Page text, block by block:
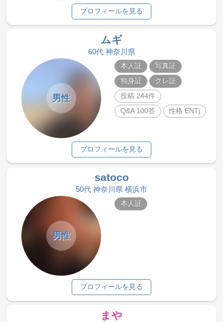
プロフィールを見る
ムギ
60代 神奈川県
男性
本人証
写真証
独身証
クレ証
投稿 244件
Q&A 100答
性格 ENTj
プロフィールを見る
satoco
50代 神奈川県 横浜市
男性
本人証
プロフィールを見る
まや